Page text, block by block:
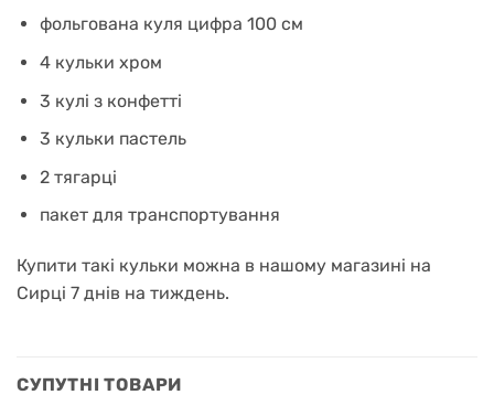
фольгована куля цифра 100 см
4 кульки хром
3 кулі з конфетті
3 кульки пастель
2 тягарці
пакет для транспортування
Купити такі кульки можна в нашому магазині на
Сирці 7 днів на тиждень.
СУПУТНІ ТОВАРИ